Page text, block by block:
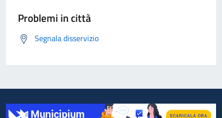
Problemi in città
Segnala disservizio